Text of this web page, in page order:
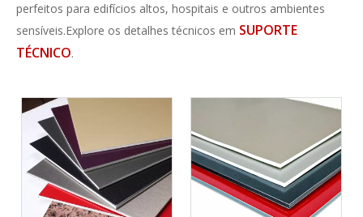
perfeitos para edifícios altos, hospitais e outros ambientes
sensíveis.Explore os detalhes técnicos em SUPORTE
TÉCNICO.